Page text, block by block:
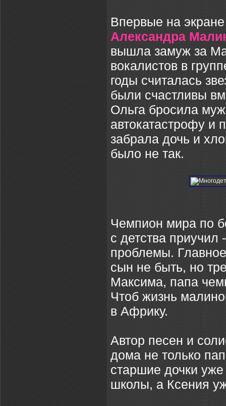
Впервые на
Александра
вышла замуж за
вокалистов в
годы считалась
были счастливы
Ольга бросила
автокатастрофу и
забрала дочь и
было не так.
Чемпион мира по
с детства приучил
проблемы.
сын не быть, но
Максима, папа
Чтоб жизнь
в Африку.
Автор песен и
дома не только
старшие дочки
школы, а Ксения